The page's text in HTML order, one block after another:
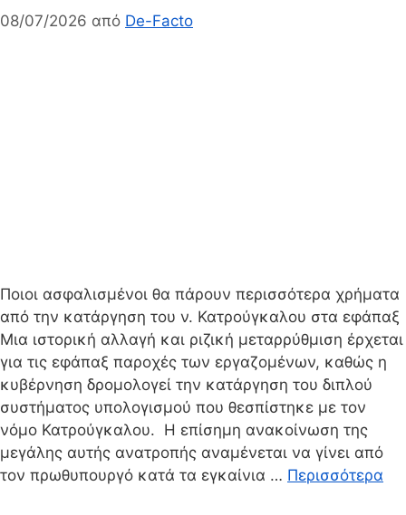
08/07/2026 από De-Facto
Ποιοι ασφαλισμένοι θα πάρουν περισσότερα χρήματα
από την κατάργηση του ν. Κατρούγκαλου στα εφάπαξ
Μια ιστορική αλλαγή και ριζική μεταρρύθμιση έρχεται
για τις εφάπαξ παροχές των εργαζομένων, καθώς η
κυβέρνηση δρομολογεί την κατάργηση του διπλού
συστήματος υπολογισμού που θεσπίστηκε με τον
νόμο Κατρούγκαλου. Η επίσημη ανακοίνωση της
μεγάλης αυτής ανατροπής αναμένεται να γίνει από
τον πρωθυπουργό κατά τα εγκαίνια … Περισσότερα